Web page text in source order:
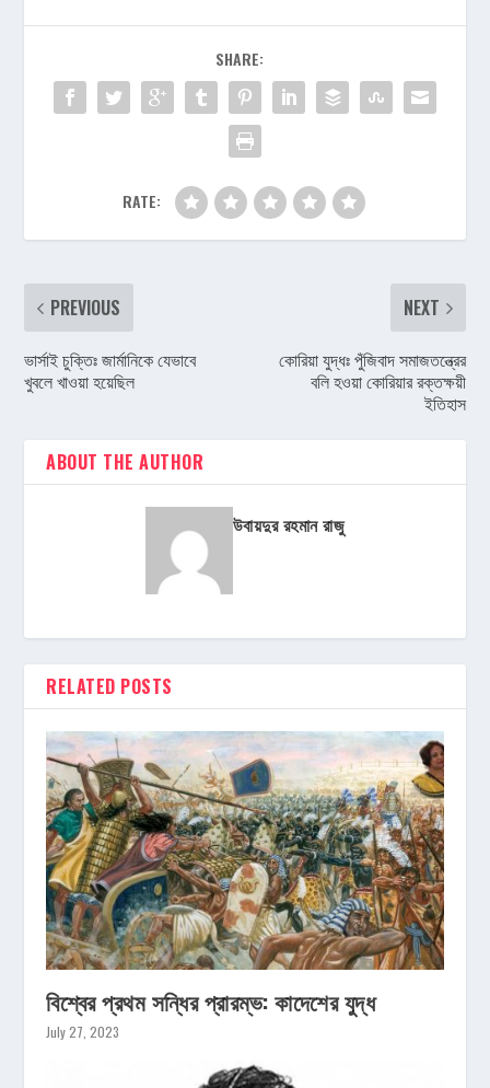
SHARE:
RATE:
PREVIOUS
ভার্সাই চুক্তিঃ জার্মানিকে যেভাবে
খুবলে খাওয়া হয়েছিল
NEXT
কোরিয়া যুদ্ধঃ পুঁজিবাদ সমাজতন্ত্রের
বলি হওয়া কোরিয়ার রক্তক্ষয়ী
ইতিহাস
ABOUT THE AUTHOR
উবায়দুর রহমান রাজু
RELATED POSTS
বিশ্বের প্রথম সন্ধির প্রারম্ভ: কাদেশের যুদ্ধ
July 27, 2023